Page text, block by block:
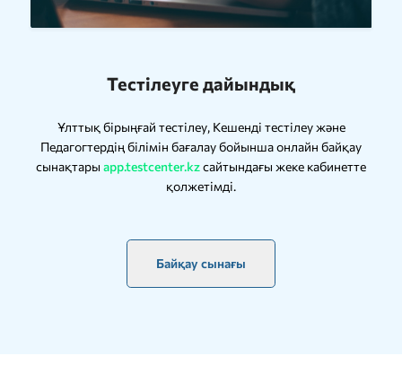
Тестілеуге дайындық
Ұлттық бірыңғай тестілеу, Кешенді тестілеу және
Педагогтердің білімін бағалау бойынша онлайн байқау
сынақтары app.testcenter.kzсайтындағы жеке кабинетте
қолжетімді.
Байқау сынағы